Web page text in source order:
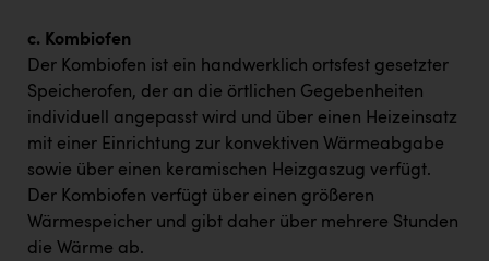
c. Kombiofen
Der Kombiofen ist ein handwerklich ortsfest gesetzter
Speicherofen, der an die örtlichen Gegebenheiten
individuell angepasst wird und über einen Heizeinsatz
mit einer Einrichtung zur konvektiven Wärmeabgabe
sowie über einen keramischen Heizgaszug verfügt.
Der Kombiofen verfügt über einen größeren
Wärmespeicher und gibt daher über mehrere Stunden
die Wärme ab.